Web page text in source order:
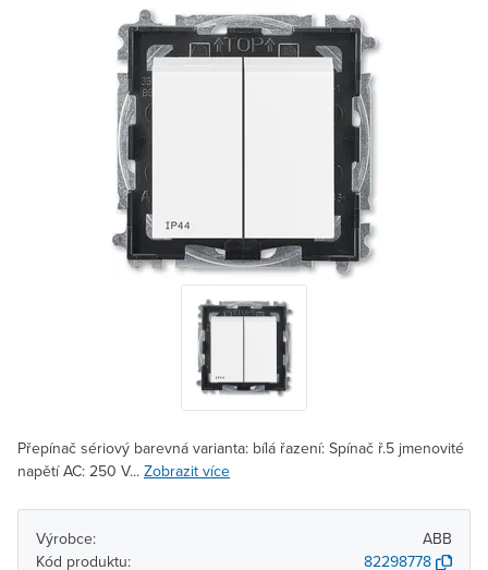
Přepínač sériový barevná varianta: bílá řazení: Spínač ř.5 jmenovité
napětí AC: 250 V... Zobrazit více
Výrobce:
ABB
Kód produktu:
82298778